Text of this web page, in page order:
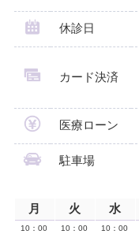
休診日
カード決済
医療ローン
駐車場
月 火 水
10：00 10：00 10：00